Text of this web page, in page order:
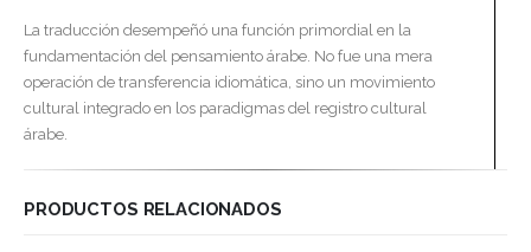
La traducción desempeñó una función primordial en la
fundamentación del pensamiento árabe. No fue una mera
operación de transferencia idiomática, sino un movimiento
cultural integrado en los paradigmas del registro cultural
árabe.
PRODUCTOS RELACIONADOS